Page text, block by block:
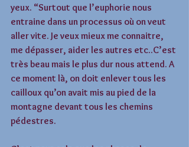
yeux. “Surtout que l’euphorie nous
entraine dans un processus où on veut
aller vite. Je veux mieux me connaitre,
me dépasser, aider les autres etc..C’est
très beau mais le plus dur nous attend. A
ce moment là, on doit enlever tous les
cailloux qu’on avait mis au pied de la
montagne devant tous les chemins
pédestres.